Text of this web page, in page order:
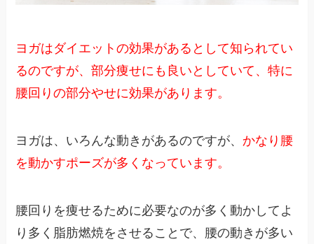
ヨガはダイエットの効果があるとして知られてい
るのですが、部分痩せにも良いとしていて、特に
腰回りの部分やせに効果があります。
ヨガは、いろんな動きがあるのですが、かなり腰
を動かすポーズが多くなっています。
腰回りを痩せるために必要なのが多く動かしてよ
り多く脂肪燃焼をさせることで、腰の動きが多い